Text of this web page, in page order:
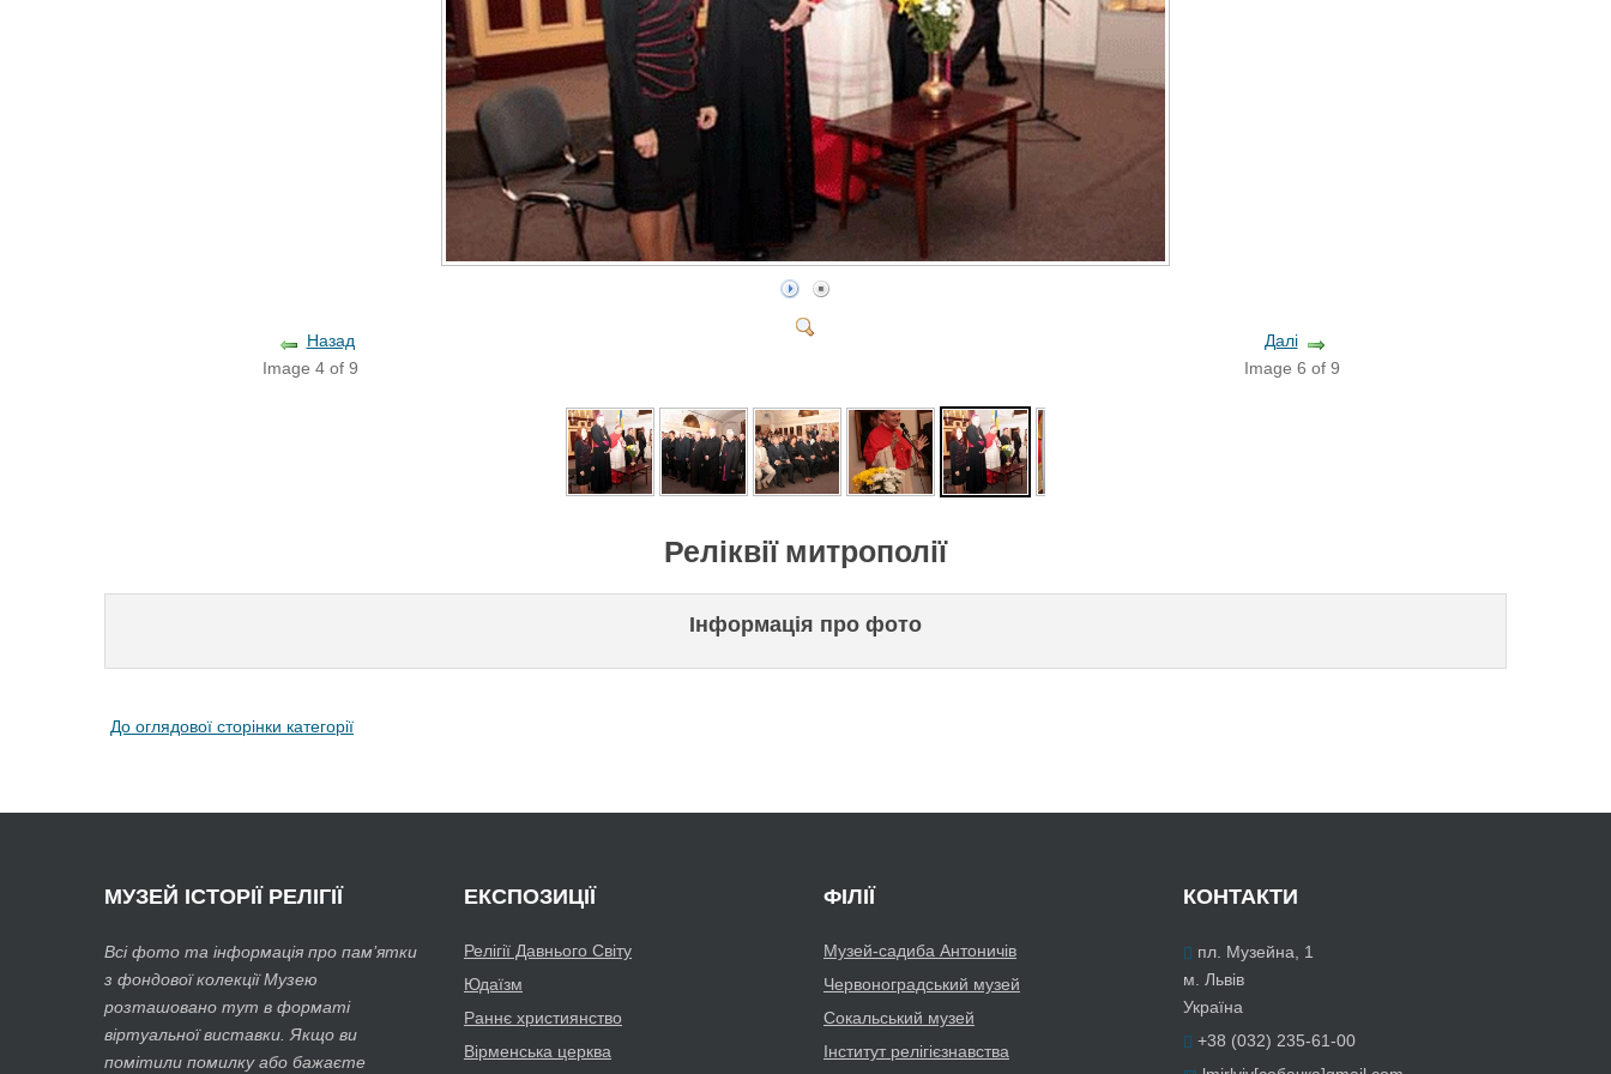
Назад
Image 4 of 9
Далі
Image 6 of 9
Реліквії митрополії
Інформація про фото
До оглядової сторінки категорії
МУЗЕЙ ІСТОРІЇ РЕЛІГІЇ
Всі фото та інформація про пам’ятки
з фондової колекції Музею
розташовано тут в форматі
віртуальної виставки. Якщо ви
помітили помилку або бажаєте
ЕКСПОЗИЦІЇ
Релігії Давнього Світу
Юдаїзм
Раннє християнство
Вірменська церква
ФІЛІЇ
Музей-садиба Антоничів
Червоноградський музей
Сокальський музей
Інститут релігієзнавства
КОНТАКТИ
пл. Музейна, 1
м. Львів
Україна
+38 (032) 235-61-00